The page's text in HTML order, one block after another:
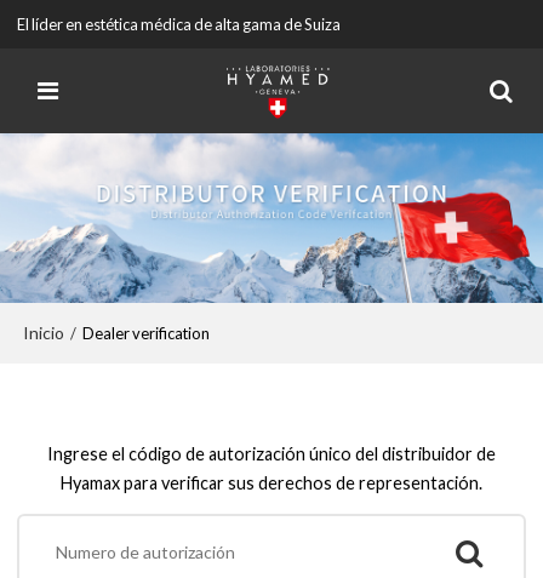
El líder en estética médica de alta gama de Suiza
Inicio / Dealer verification
Ingrese el código de autorización único del distribuidor de
Hyamax para verificar sus derechos de representación.